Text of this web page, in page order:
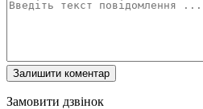
Замовити дзвінок